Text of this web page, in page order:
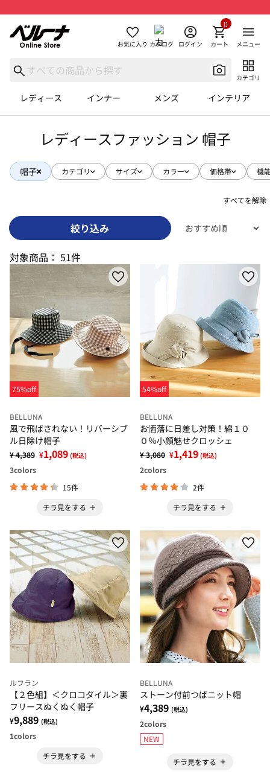
お気に入り カタログ ログイン カート
0
メニュー
カテゴリ
レディース インナー メンズ インテリア
レディースファッション 帽子
帽子 カテゴリ サイズ カラー 価格帯 機
すべてを解除
絞り込み
対象商品： 51件
75%off
BELLUNA
風で飛ばされない！リバーシブ
ル日除け帽子
¥ 4,389 ¥1,089 (税込)
3colors
15件
チラ見をする
54%off
BELLUNA
お洒落に日差し対策！綿１０
０％小顔魅せクロッシェ
¥ 3,080 ¥1,419 (税込)
2colors
2件
チラ見をする
ルフラン
【２色組】＜クロコダイル＞裏
フリースぬくぬく帽子
¥9,889 (税込)
1colors
チラ見をする
BELLUNA
ストーン付前つばニット帽
¥4,389 (税込)
2colors
NEW
チラ見をする